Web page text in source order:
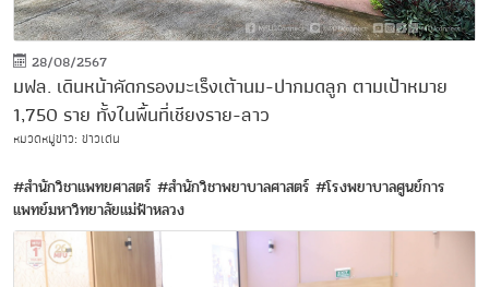
28/08/2567
มฟล. เดินหน้าคัดกรองมะเร็งเต้านม-ปากมดลูก ตามเป้าหมาย
1,750 ราย ทั้งในพื้นที่เชียงราย-ลาว
หมวดหมู่ข่าว: ข่าวเด่น
#สำนักวิชาแพทยศาสตร์ #สำนักวิชาพยาบาลศาสตร์ #โรงพยาบาลศูนย์การ
แพทย์มหาวิทยาลัยแม่ฟ้าหลวง